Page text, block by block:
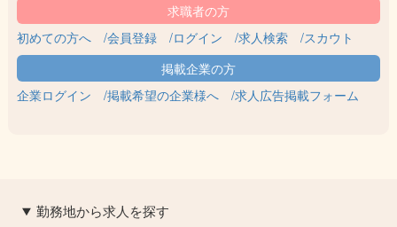
15:00～ 午後支援
17:00～ 自宅に送り
18:00～ 退勤
初めての方へ 会員登録 ログイン 求人検索 スカウト
企業ログイン 掲載希望の企業様へ 求人広告掲載フォーム
勤務地から求人を探す